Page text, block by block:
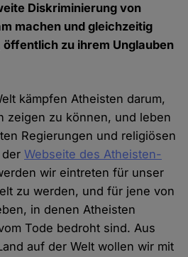
Diskriminierung von
machen und gleichzeitig
zu ihrem Unglauben
kämpfen Atheisten darum,
zeigen zu können, und leben
Regierungen und religiösen
derWebseite des Atheisten-
wir eintreten für unser
zu werden, und für jene von
in denen Atheisten
Tode bedroht sind. Aus
auf der Welt wollen wir mit